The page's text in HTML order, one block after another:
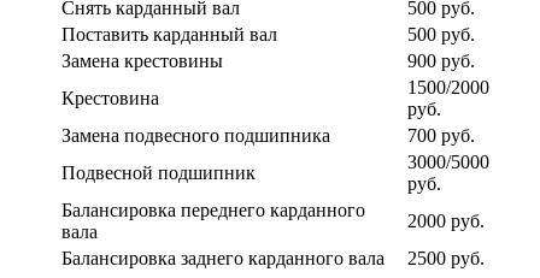
Снять карданный вал
500 руб.
Поставить карданный вал
500 руб.
Замена крестовины
900 руб.
Крестовина
1500/2000
руб.
Замена подвесного подшипника
700 руб.
Подвесной подшипник
3000/5000
руб.
Балансировка переднего карданного
вала
2000 руб.
Балансировка заднего карданного вала
2500 руб.